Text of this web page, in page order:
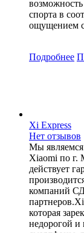
спорта в
ощущением
Подробнее
Xi Express
Нет отзывов
Мы
Xiaomi по г.
действует
компаний
которая
недорогой и